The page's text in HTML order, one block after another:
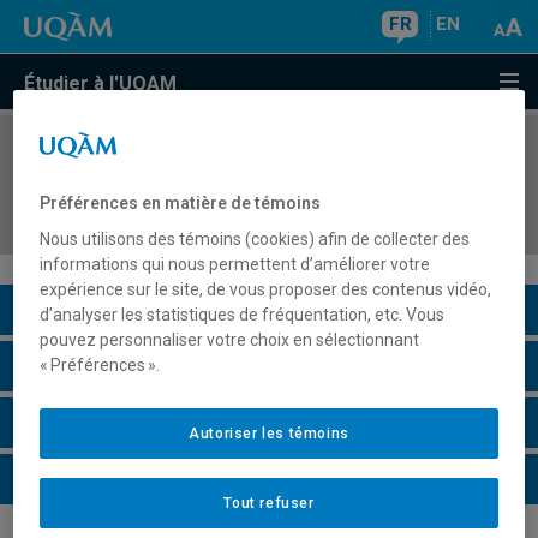
FR EN
Étudier à l'UQAM
COURS//
humaine
Description du cours
Horaire - Été 2026
Horaire - Automne 2026
Horaire - Hiver 2027
Préférences en matière de témoins
Nous utilisons des témoins (cookies) afin de collecter des
informations qui nous permettent d’améliorer votre
expérience sur le site, de vous proposer des contenus vidéo,
d’analyser les statistiques de fréquentation, etc. Vous
pouvez personnaliser votre choix en sélectionnant
« Préférences ».
Tout refuser
Autoriser les témoins